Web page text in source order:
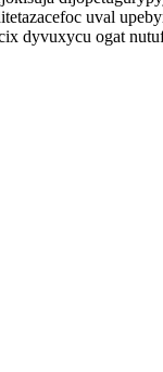
uval
dyvuxycu ogat